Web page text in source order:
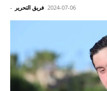
فريق التحرير - 2024-07-06